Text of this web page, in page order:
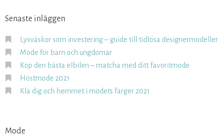
Senaste inläggen
Lyxväskor som investering – guide till tidlösa designermodeller
Mode för barn och ungdomar
Köp den bästa elbilen – matcha med ditt favoritmode
Höstmode 2021
Klä dig och hemmet i modets färger 2021
Mode